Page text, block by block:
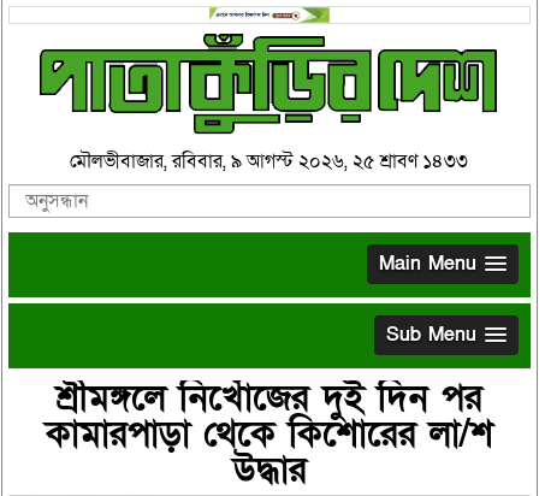
মৌলভীবাজার, রবিবার, ৯ আগস্ট ২০২৬, ২৫ শ্রাবণ ১৪৩৩
Main Menu
Sub Menu
শ্রীমঙ্গলে নিখোঁজের দুই দিন পর
কামারপাড়া থেকে কিশোরের লা/শ
উদ্ধার